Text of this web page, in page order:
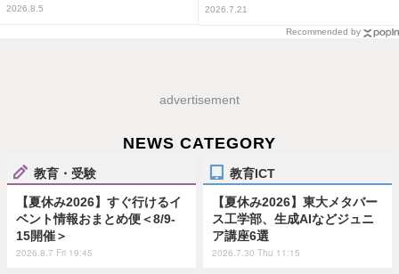
2026.8.5 2026.7.21
Recommended by
advertisement
NEWS CATEGORY
教育・受験
【夏休み2026】すぐ行けるイ
ベント情報おまとめ便＜8/9-
15開催＞
2026.8.7 Fri 19:45
教育ICT
【夏休み2026】東大メタバー
ス工学部、生成AIなどジュニ
ア講座6選
2026.7.30 Thu 11:15